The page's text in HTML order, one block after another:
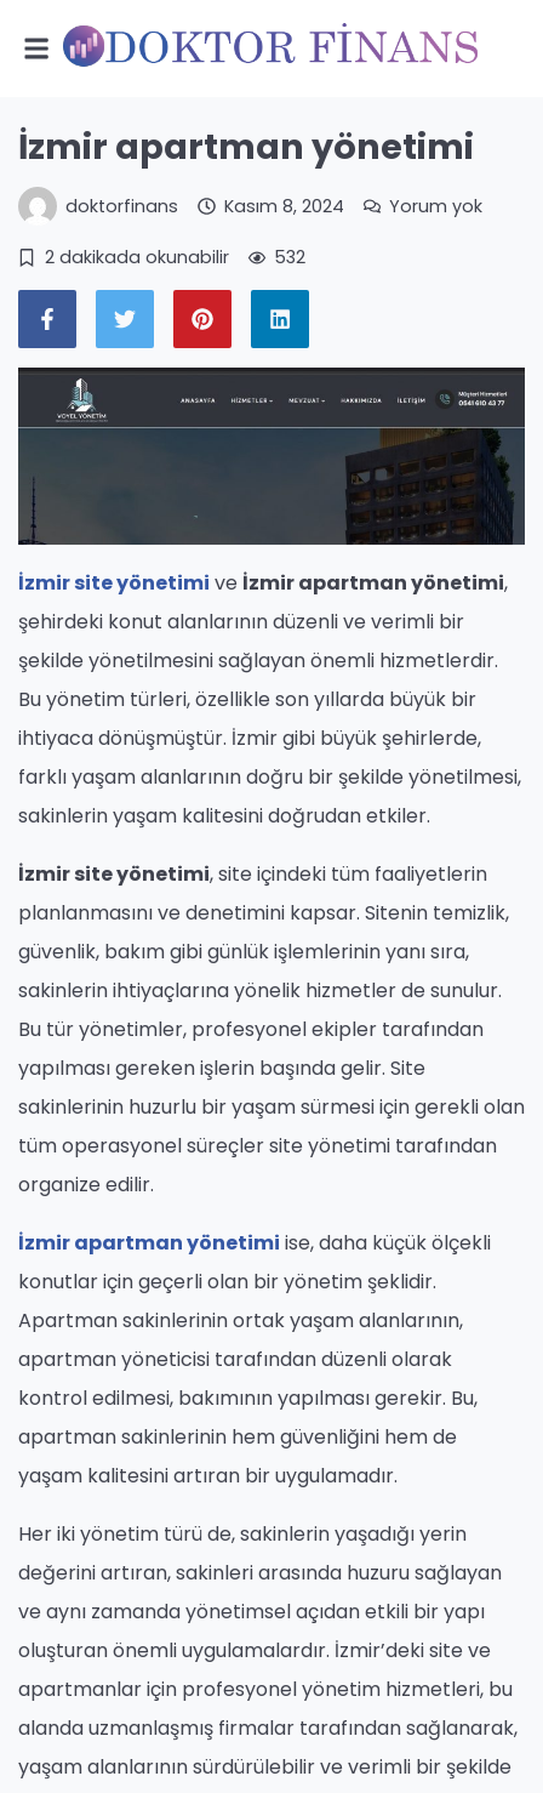
İzmir apartman yönetimi
doktorfinans Kasım 8, 2024 Yorum yok
2 dakikada okunabilir 532
İzmir site yönetimi ve İzmir apartman yönetimi,
şehirdeki konut alanlarının düzenli ve verimli bir
şekilde yönetilmesini sağlayan önemli hizmetlerdir.
Bu yönetim türleri, özellikle son yıllarda büyük bir
ihtiyaca dönüşmüştür. İzmir gibi büyük şehirlerde,
farklı yaşam alanlarının doğru bir şekilde yönetilmesi,
sakinlerin yaşam kalitesini doğrudan etkiler.
İzmir site yönetimi, site içindeki tüm faaliyetlerin
planlanmasını ve denetimini kapsar. Sitenin temizlik,
güvenlik, bakım gibi günlük işlemlerinin yanı sıra,
sakinlerin ihtiyaçlarına yönelik hizmetler de sunulur.
Bu tür yönetimler, profesyonel ekipler tarafından
yapılması gereken işlerin başında gelir. Site
sakinlerinin huzurlu bir yaşam sürmesi için gerekli olan
tüm operasyonel süreçler site yönetimi tarafından
organize edilir.
İzmir apartman yönetimi ise, daha küçük ölçekli
konutlar için geçerli olan bir yönetim şeklidir.
Apartman sakinlerinin ortak yaşam alanlarının,
apartman yöneticisi tarafından düzenli olarak
kontrol edilmesi, bakımının yapılması gerekir. Bu,
apartman sakinlerinin hem güvenliğini hem de
yaşam kalitesini artıran bir uygulamadır.
Her iki yönetim türü de, sakinlerin yaşadığı yerin
değerini artıran, sakinleri arasında huzuru sağlayan
ve aynı zamanda yönetimsel açıdan etkili bir yapı
oluşturan önemli uygulamalardır. İzmir’deki site ve
apartmanlar için profesyonel yönetim hizmetleri, bu
alanda uzmanlaşmış firmalar tarafından sağlanarak,
yaşam alanlarının sürdürülebilir ve verimli bir şekilde